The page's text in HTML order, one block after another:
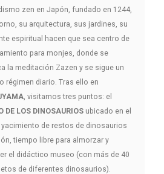
zen en Japón, fundado en 1244,
su arquitectura, sus jardines, su
espiritual hacen que sea centro de
para monjes, donde se
la meditación Zazen y se sigue un
régimen diario. Tras ello en
, visitamos tres puntos: el
DE LOS DINOSAURIOS ubicado en el
yacimiento de restos de dinosaurios
tiempo libre para almorzar y
el didáctico museo (con más de 40
de diferentes dinosaurios).